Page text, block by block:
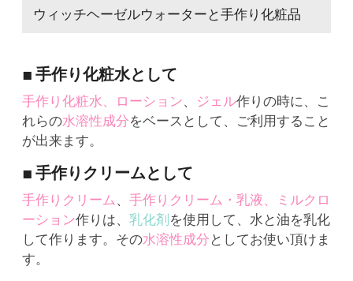
ウィッチヘーゼルウォーターと手作り化粧品
■ 手作り化粧水として
手作り化粧水、ローション、 ジェル作りの時に、こ
れらの水溶性成分をベースとして、ご利用すること
が出来ます。
■ 手作りクリームとして
手作りクリーム、 手作りクリーム・乳液、ミルクロ
ーション作りは、 乳化剤 を使用して、水と油を乳化
して作ります。その水溶性成分 としてお使い頂けま
す。